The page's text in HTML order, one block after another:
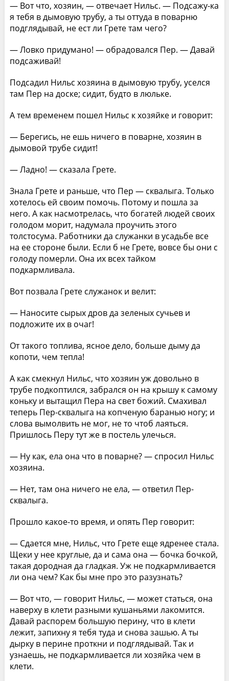
— Вот что, хозяин, — отвечает Нильс. — Подсажу-ка
я тебя в дымовую трубу, а ты оттуда в поварню
подглядывай, не ест ли Грете там чего?
— Ловко придумано! — обрадовался Пер. — Давай
подсаживай!
Подсадил Нильс хозяина в дымовую трубу, уселся
там Пер на доске; сидит, будто в люльке.
А тем временем пошел Нильс к хозяйке и говорит:
— Берегись, не ешь ничего в поварне, хозяин в
дымовой трубе сидит!
— Ладно! — сказала Грете.
Знала Грете и раньше, что Пер — сквалыга. Только
хотелось ей своим помочь. Потому и пошла за
него. А как насмотрелась, что богатей людей своих
голодом морит, надумала проучить этого
толстосума. Работники да служанки в усадьбе все
на ее стороне были. Если б не Грете, вовсе бы они с
голоду померли. Она их всех тайком
подкармливала.
Вот позвала Грете служанок и велит:
— Наносите сырых дров да зеленых сучьев и
подложите их в очаг!
От такого топлива, ясное дело, больше дыму да
копоти, чем тепла!
А как смекнул Нильс, что хозяин уж довольно в
трубе подкоптился, забрался он на крышу к самому
коньку и вытащил Пера на свет божий. Смахивал
теперь Пер-сквалыга на копченую баранью ногу; и
слова вымолвить не мог, не то чтоб лаяться.
Пришлось Перу тут же в постель улечься.
— Ну как, ела она что в поварне? — спросил Нильс
хозяина.
— Нет, там она ничего не ела, — ответил Пер-
сквалыга.
Прошло какое-то время, и опять Пер говорит:
— Сдается мне, Нильс, что Грете еще ядренее стала.
Щеки у нее круглые, да и сама она — бочка бочкой,
такая дородная да гладкая. Уж не подкармливается
ли она чем? Как бы мне про это разузнать?
— Вот что, — говорит Нильс, — может статься, она
наверху в клети разными кушаньями лакомится.
Давай распорем большую перину, что в клети
лежит, запихну я тебя туда и снова зашью. А ты
дырку в перине проткни и подглядывай. Так и
узнаешь, не подкармливается ли хозяйка чем в
клети.